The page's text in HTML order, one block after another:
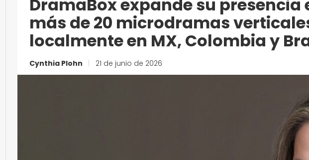
DramaBox expande su presencia
más de 20 microdramas
localmente en MX, Colombia y
Cynthia Plohn 21 de junio de 2026